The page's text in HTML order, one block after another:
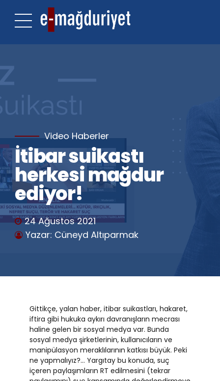
Video Haberler
İtibar suikastı
herkesi mağdur
ediyor!
24 Ağustos 2021
Yazar: Cüneyd Altıparmak
Gittikçe, yalan haber, itibar suikastları, hakaret,
iftira gibi hukuka aykırı davranışların mecrası
haline gelen bir sosyal medya var. Bunda
sosyal medya şirketlerinin, kullanıcıların ve
manipülasyon meraklılarının katkısı büyük. Peki
ne yapmalıyız?… Yargıtay bu konuda, suç
içeren paylaşımların RT edilmesini (tekrar